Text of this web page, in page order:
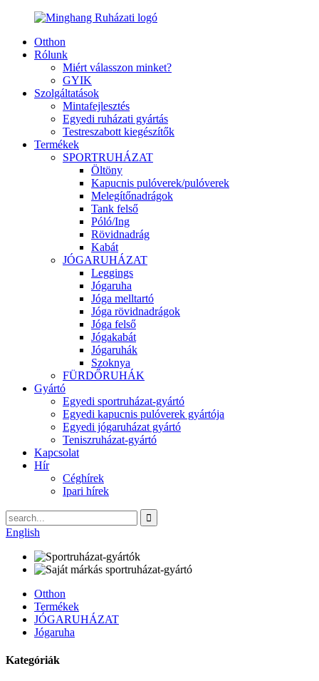
Otthon
Rólunk
Miért válasszon minket?
GYIK
Szolgáltatások
Mintafejlesztés
Egyedi ruházati gyártás
Testreszabott kiegészítők
Termékek
SPORTRUHÁZAT
Öltöny
Kapucnis pulóverek/pulóverek
Melegítőnadrágok
Tank felső
Póló/Ing
Rövidnadrág
Kabát
JÓGARUHÁZAT
Leggings
Jógaruha
Jóga melltartó
Jóga rövidnadrágok
Jóga felső
Jógakabát
Jógaruhák
Szoknya
FÜRDŐRUHÁK
Gyártó
Egyedi sportruházat-gyártó
Egyedi kapucnis pulóverek gyártója
Egyedi jógaruházat gyártó
Teniszruházat-gyártó
Kapcsolat
Hír
Céghírek
Ipari hírek
English
Otthon
Termékek
JÓGARUHÁZAT
Jógaruha
Kategóriák